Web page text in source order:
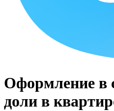
Оформление в
доли в